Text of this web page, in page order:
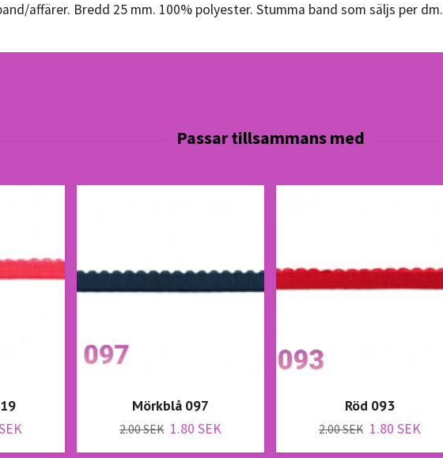
affärer. Bredd 25 mm. 100% polyester. Stumma band som säljs per dm.
Mörkblå 097
2.00 SEK 1.80 SEK
Röd 093
2.00 SEK 1.80 SEK